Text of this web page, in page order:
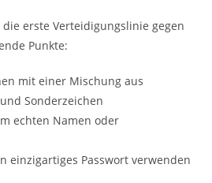
die erste Verteidigungslinie gegen
Punkte:
mit einer Mischung aus
Sonderzeichen
echten Namen oder
einzigartiges Passwort verwenden